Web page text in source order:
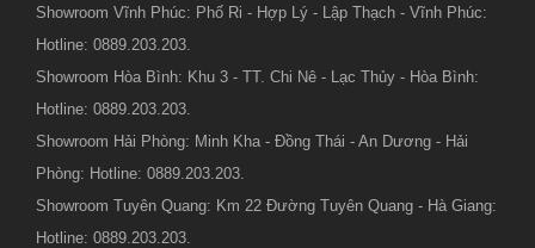
Showroom Vĩnh Phúc: Phố Ri - Hợp Lý - Lập Thạch - Vĩnh Phúc:
Hotline: 0889.203.203.
Showroom Hòa Bình: Khu 3 - TT. Chi Nê - Lạc Thủy - Hòa Bình:
Hotline: 0889.203.203.
Showroom Hải Phòng: Minh Kha - Đồng Thái - An Dương - Hải
Phòng: Hotline: 0889.203.203.
Showroom Tuyên Quang: Km 22 Đường Tuyên Quang - Hà Giang:
Hotline: 0889.203.203.